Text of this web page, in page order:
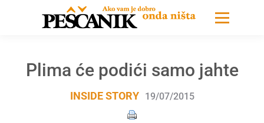
Plima će podići samo jahte
INSIDE STORY 19/07/2015